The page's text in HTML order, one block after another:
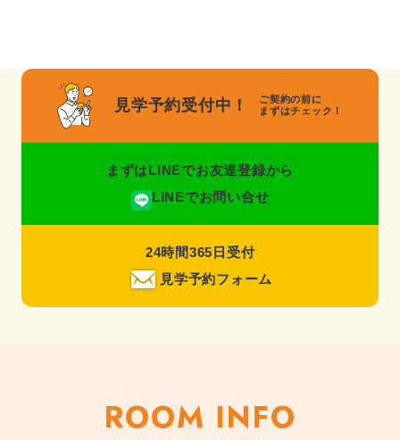
見学予約受付中！
ご契約の前に
まずはチェック！
まずはLINEでお友達登録から
LINEでお問い合せ
24時間365日受付
見学予約フォーム
ROOM INFO